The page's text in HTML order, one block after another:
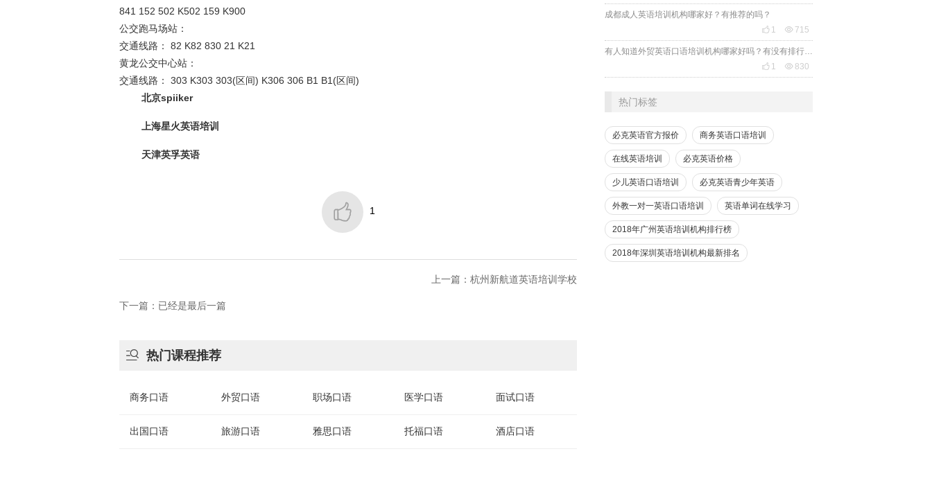
841 152 502 K502 159 K900
公交跑马场站：
交通线路： 82 K82 830 21 K21
黄龙公交中心站：
交通线路： 303 K303 303(区间) K306 306 B1 B1(区间)
北京spiiker
上海星火英语培训
天津英孚英语
 1
上一篇：杭州新航道英语培训学校
下一篇：已经是最后一篇
 热门课程推荐
商务口语 外贸口语 职场口语 医学口语 面试口语
出国口语 旅游口语 雅思口语 托福口语 酒店口语
成都成人英语培训机构哪家好？有推荐的吗？
 1  715
 1  830
热门标签
必克英语官方报价 商务英语口语培训
在线英语培训 必克英语价格
少儿英语口语培训 必克英语青少年英语
外教一对一英语口语培训 英语单词在线学习
2018年广州英语培训机构排行榜
2018年深圳英语培训机构最新排名